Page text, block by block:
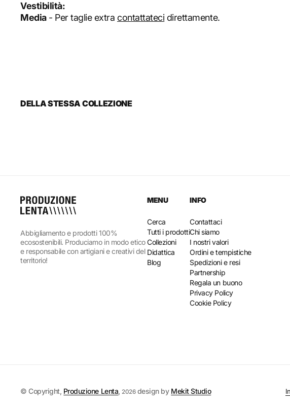
Vestibilità:
Media- Per taglie extracontattatecidirettamente.
DELLA STESSA COLLEZIONE
Abbigliamento e prodotti 100%
ecosostenibili. Produciamo in modo etico
e responsabile con artigiani e creativi del
territorio!
MENU
Cerca
Tutti i prodotti
Collezioni
Didattica
Blog
INFO
Contattaci
Chi siamo
I nostri valori
Ordini e tempistiche
Spedizioni e resi
Partnership
Regala un buono
Privacy Policy
Cookie Policy
© Copyright, Produzione Lenta, 2026 design by Mekit Studio